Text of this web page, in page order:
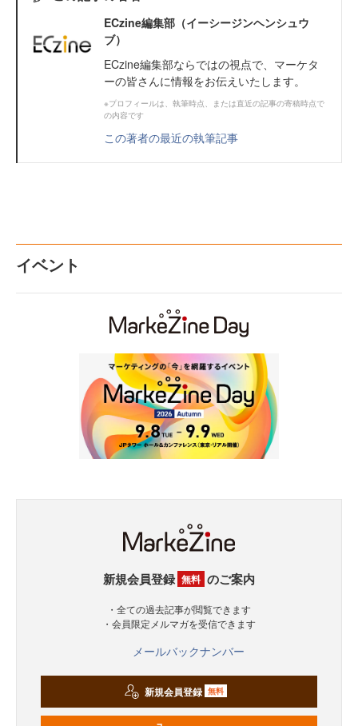
ECzine編集部（イーシージンヘンシュウ
ブ）
ECzine編集部ならではの視点で、マーケタ
ーの皆さんに情報をお伝えいたします。
※プロフィールは、執筆時点、または直近の記事の寄稿時点で
の内容です
この著者の最近の執筆記事
イベント
新規会員登録 無料 のご案内
・全ての過去記事が閲覧できます
・会員限定メルマガを受信できます
メールバックナンバー
新規会員登録 無料